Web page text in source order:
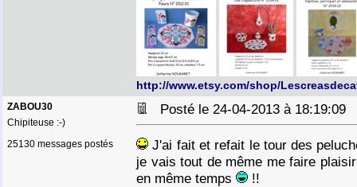
http://www.etsy.com/shop/
ZABOU30
Chipiteuse :-)
25130 messages postés
Posté le 24-04-2013 à 18:19:09
J'ai fait et refait le tour des
je vais tout de même me faire
en même temps
!!